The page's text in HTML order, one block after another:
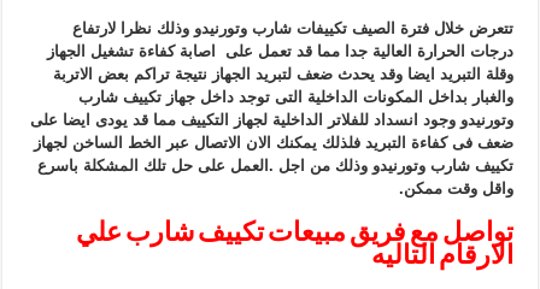
تتعرض خلال فترة الصيف تكييفات شارب وتورنيدو وذلك نظرا لارتفاع
درجات الحرارة العالية جدا مما قد تعمل على اصابة كفاءة تشغيل الجهاز
وقلة التبريد ايضا وقد يحدث ضعف لتبريد الجهاز نتيجة تراكم بعض الاتربة
والغبار بداخل المكونات الداخلية التى توجد داخل جهاز تكييف شارب
وتورنيدو وجود انسداد للفلاتر الداخلية لجهاز التكييف مما قد يودى ايضا على
ضعف فى كفاءة التبريد فلذلك يمكنك الان الاتصال عبر الخط الساخن لجهاز
تكييف شارب وتورنيدو وذلك من اجل .العمل على حل تلك المشكلة باسرع
واقل وقت ممكن.
تواصل مع فريق مبيعات تكييف شارب علي
الارقام التاليه